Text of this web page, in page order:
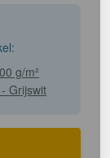
g/m²
Grijswit